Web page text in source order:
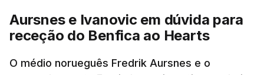
O vice-campeão português de contrarrelógio,
Rafael Reis, que procurava o oitavo triunfo em
mais rápido, a sete segundos, enquanto o italiano
Aursnes e Ivanovic em dúvida para
receção do Benfica ao Hearts
O médio norueguês Fredrik Aursnes e o